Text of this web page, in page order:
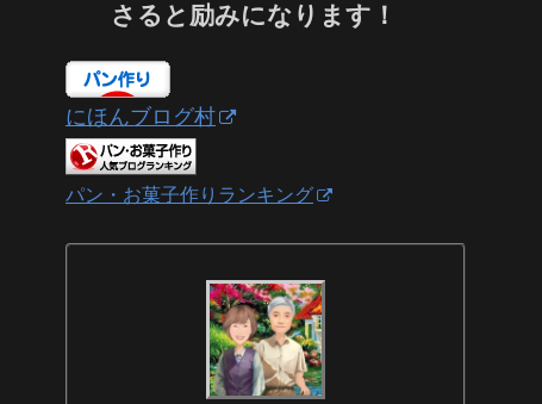
さると励みになります！
にほんブログ村
パン・お菓子作りランキング